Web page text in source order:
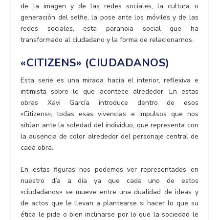
de la imagen y de las redes sociales, la cultura o
generación del selfie, la pose ante los móviles y de las
redes sociales, esta paranoia social que ha
transformado al ciudadano y la forma de relacionarnos.
«CITIZENS» (CIUDADANOS)
Esta serie es una mirada hacia el interior, reflexiva e
intimista sobre le que acontece alrededor. En estas
obras Xavi García introduce dentro de esos
«Citizens», todas esas vivencias e impulsos que nos
sitúan ante la soledad del individuo, que representa con
la ausencia de color alrededor del personaje central de
cada obra.
En estas figuras nos podemos ver representados en
nuestro día a día ya que cada uno de estos
«ciudadanos» se mueve entre una dualidad de ideas y
de actos que le llevan a plantearse si hacer lo que su
ética le pide o bien inclinarse por lo que la sociedad le